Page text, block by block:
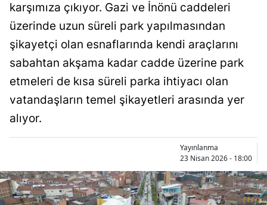
Çanakkale
Çankırı
Çorum
Denizli
Edirne
Elazığ
Erzincan
karşımıza çıkıyor. Gazi ve İnönü caddeleri
üzerinde uzun süreli park yapılmasından
şikayetçi olan esnaflarında kendi araçlarını
sabahtan akşama kadar cadde üzerine park
etmeleri de kısa süreli parka ihtiyacı olan
vatandaşların temel şikayetleri arasında yer
alıyor.
Yayınlanma
23 Nisan 2026 - 18:00